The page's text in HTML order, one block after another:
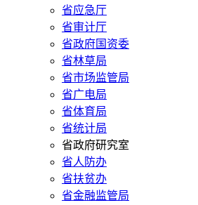
省应急厅
省审计厅
省政府国资委
省林草局
省市场监管局
省广电局
省体育局
省统计局
省政府研究室
省人防办
省扶贫办
省金融监管局